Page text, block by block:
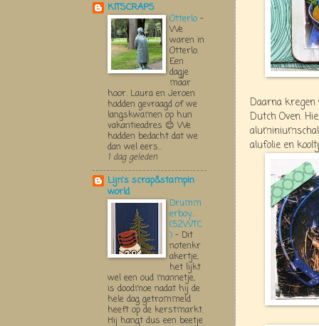
Daarna kregen
Dutch Oven.
alufolie en
KITSCRAPS
Otterlo -
We
waren in
Otterlo.
Een
dagje
maar
hoor. Laura en Jeroen
hadden gevraagd of we
langskwamen op hun
vakantieadres 😊 We
hadden bedacht dat we
dan wel eers...
1 dag geleden
Lijn's scrap&stampin
world
Drumm
erboy....
(52WTC
) - Dit
notenkr
akertje,
het lijkt
wel een oud mannetje,
is doodmoe nadat hij de
hele dag getrommeld
heeft op de kerstmarkt.
Hij hangt dus een beetje